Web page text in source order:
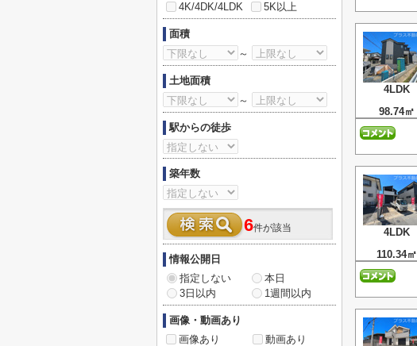
4LDK
98.74㎡
4LDK
110.34㎡
4K/4DK/4LDK
5K以上
面積
～
土地面積
～
駅からの徒歩
築年数
6件が該当
情報公開日
指定しない
本日
3日以内
1週間以内
画像・動画あり
画像あり
動画あり